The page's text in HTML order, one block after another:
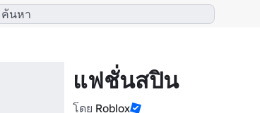
แฟชั่นสปิน
โดย Roblox